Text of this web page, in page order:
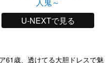
人鬼～
U-NEXTで見る
61歳、透けてる大胆ドレスで魅